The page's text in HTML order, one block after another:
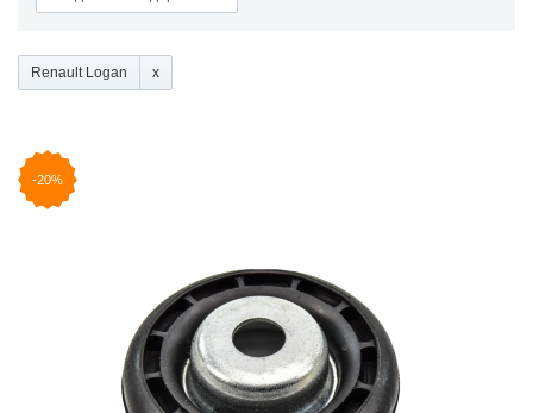
Renault Logan
-20%